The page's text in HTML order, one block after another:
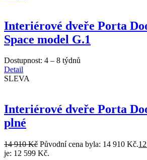
Interiérové dveře Porta
Space model G.1
Dostupnost: 4 – 8 týdnů
Detail
SLEVA
Interiérové dveře Porta
plné
14 910Kč Původní cena byla: 14 910 Kč.
je: 12 599 Kč.